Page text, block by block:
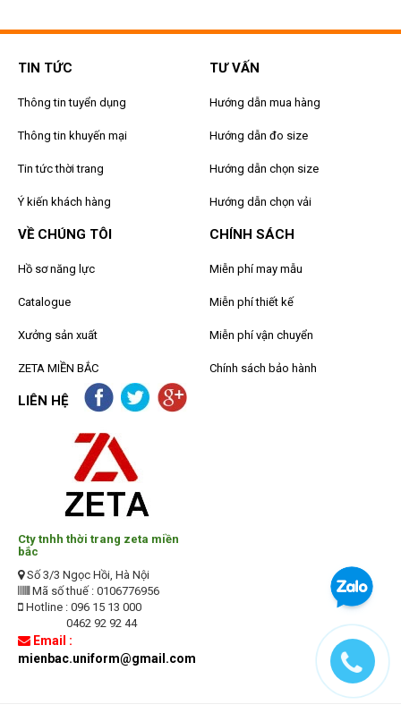
TIN TỨC
Thông tin tuyển dụng
Thông tin khuyến mại
Tin tức thời trang
Ý kiến khách hàng
TƯ VẤN
Hướng dẫn mua hàng
Hướng dẫn đo size
Hướng dẫn chọn size
Hướng dẫn chọn vải
VỀ CHÚNG TÔI
Hồ sơ năng lực
Catalogue
Xưởng sản xuất
ZETA MIỀN BẮC
CHÍNH SÁCH
Miễn phí may mẫu
Miễn phí thiết kế
Miễn phí vận chuyển
Chính sách bảo hành
LIÊN HỆ
Cty tnhh thời trang zeta miền
bắc
Số 3/3 Ngọc Hồi, Hà Nội
Mã số thuế : 0106776956
Hotline : 096 15 13 000
0462 92 92 44
Email :
mienbac.uniform@gmail.com